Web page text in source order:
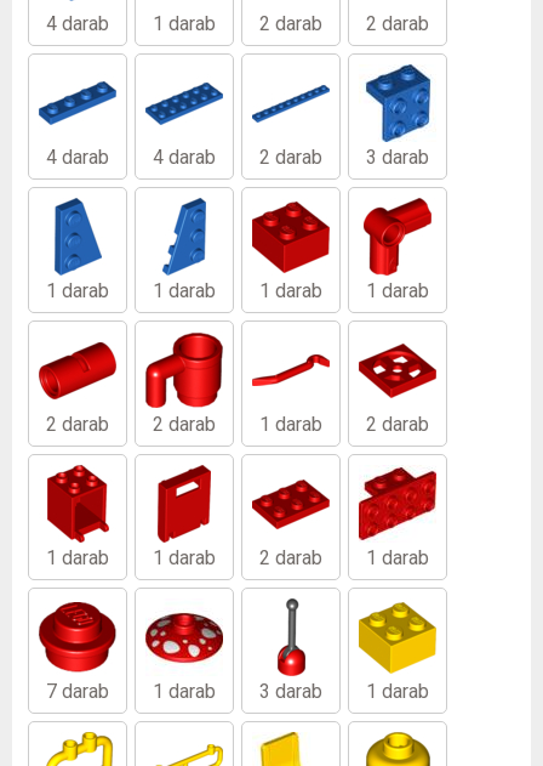
4 darab 1 darab 2 darab 2 darab
4 darab 4 darab 2 darab 3 darab
1 darab 1 darab 1 darab 1 darab
2 darab 2 darab 1 darab 2 darab
1 darab 1 darab 2 darab 1 darab
7 darab 1 darab 3 darab 1 darab